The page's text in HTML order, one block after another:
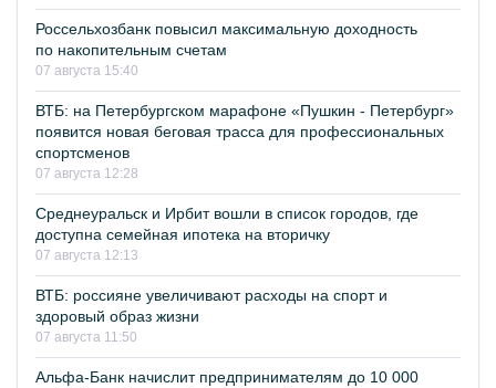
Россельхозбанк повысил максимальную доходность
по накопительным счетам
07 августа 15:40
ВТБ: на Петербургском марафоне «Пушкин - Петербург»
появится новая беговая трасса для профессиональных
спортсменов
07 августа 12:28
Среднеуральск и Ирбит вошли в список городов, где
доступна семейная ипотека на вторичку
07 августа 12:13
ВТБ: россияне увеличивают расходы на спорт и
здоровый образ жизни
07 августа 11:50
Альфа-Банк начислит предпринимателям до 10 000